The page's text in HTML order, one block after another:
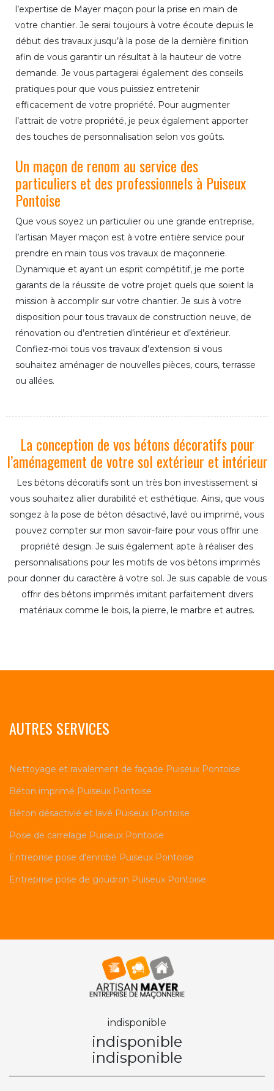
l’expertise de Mayer maçon pour la prise en main de
votre chantier. Je serai toujours à votre écoute depuis le
début des travaux jusqu’à la pose de la dernière finition
afin de vous garantir un résultat à la hauteur de votre
demande. Je vous partagerai également des conseils
pratiques pour que vous puissiez entretenir
efficacement de votre propriété. Pour augmenter
l’attrait de votre propriété, je peux également apporter
des touches de personnalisation selon vos goûts.
Un maçon de renom au service des
particuliers et des professionnels à Puiseux
Pontoise
Que vous soyez un particulier ou une grande entreprise,
l’artisan Mayer maçon est à votre entière service pour
prendre en main tous vos travaux de maçonnerie.
Dynamique et ayant un esprit compétitif, je me porte
garants de la réussite de votre projet quels que soient la
mission à accomplir sur votre chantier. Je suis à votre
disposition pour tous travaux de construction neuve, de
rénovation ou d’entretien d’intérieur et d’extérieur.
Confiez-moi tous vos travaux d’extension si vous
souhaitez aménager de nouvelles pièces, cours, terrasse
ou allées.
La conception de vos bétons décoratifs pour
l’aménagement de votre sol extérieur et intérieur
Les bétons décoratifs sont un très bon investissement si
vous souhaitez allier durabilité et esthétique. Ainsi, que vous
songez à la pose de béton désactivé, lavé ou imprimé, vous
pouvez compter sur mon savoir-faire pour vous offrir une
propriété design. Je suis également apte à réaliser des
personnalisations pour les motifs de vos bétons imprimés
pour donner du caractère à votre sol. Je suis capable de vous
offrir des bétons imprimés imitant parfaitement divers
matériaux comme le bois, la pierre, le marbre et autres.
AUTRES SERVICES
Nettoyage et ravalement de façade Puiseux Pontoise
Béton imprimé Puiseux Pontoise
Béton désactivié et lavé Puiseux Pontoise
Pose de carrelage Puiseux Pontoise
Entreprise pose d'enrobé Puiseux Pontoise
Entreprise pose de goudron Puiseux Pontoise
indisponible
indisponible
indisponible